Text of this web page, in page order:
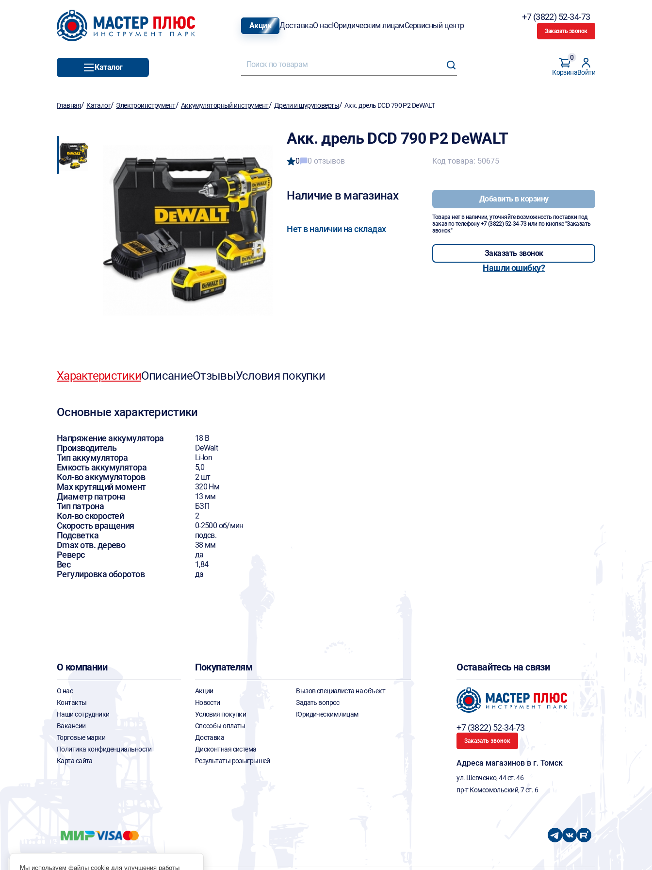
Акции ДоставкаО насЮридическим лицамСервисный центр
+7 (3822) 52-34-73
Заказать звонок
Каталог
Корзина
0
Войти
Главная/ Каталог/ Электроинструмент/ Аккумуляторный инструмент/ Дрели и шуруповерты/Акк. дрель DCD 790 P2 DeWALT
Акк. дрель DCD 790 P2 DeWALT
0 0 отзывов
Наличие в магазинах
Нет в наличии на складах
Код товара: 50675
Добавить в корзину
Товара нет в наличии, уточняйте возможность поставки под
заказ по телефону+7 (3822) 52-34-73 или по кнопке "Заказать
звонок"
Заказать звонок
Нашли ошибку?
ХарактеристикиОписаниеОтзывыУсловия покупки
Основные характеристики
Напряжение аккумулятора 18 В
Производитель DeWalt
Тип аккумулятора Li-Ion
Емкость аккумулятора 5,0
Кол-во аккумуляторов 2 шт
Max крутящий момент 320 Нм
Диаметр патрона 13 мм
Тип патрона БЗП
Кол-во скоростей 2
Скорость вращения 0-2500 об/мин
Подсветка подсв.
Dmax отв. дерево 38 мм
Реверс да
Вес 1,84
Регулировка оборотов да
О компании
О нас
Контакты
Наши сотрудники
Вакансии
Торговые марки
Политика конфиденциальности
Карта сайта
Покупателям
Акции
Новости
Условия покупки
Способы оплаты
Доставка
Дисконтная система
Результаты розыгрышей
Вызов специалиста на объект
Задать вопрос
Юридическим лицам
Оставайтесь на связи
+7 (3822) 52-34-73
Заказать звонок
Адреса магазинов в г. Томск
ул. Шевченко, 44 ст. 46
пр-т Комсомольский, 7 ст. 6
Мы используем файлы cookie для улучшения работы